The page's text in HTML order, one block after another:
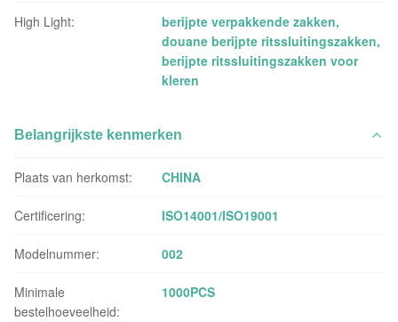
High Light: berijpte verpakkende zakken,
douane berijpte ritssluitingszakken,
berijpte ritssluitingszakken voor
kleren
Belangrijkste kenmerken
Plaats van herkomst: CHINA
Certificering: ISO14001/ISO19001
Modelnummer: 002
Minimale
bestelhoeveelheid:
1000PCS